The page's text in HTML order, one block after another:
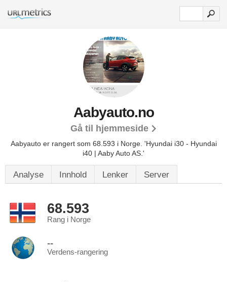
Aabyauto.no
Gå til hjemmeside
Aabyauto er rangert som 68.593 i Norge. 'Hyundai i30 - Hyundai
i40 | Aaby Auto AS.'
Analyse Innhold Lenker Server
68.593
Rang i Norge
--
Verdens-rangering